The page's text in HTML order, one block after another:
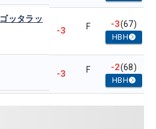
ッタラッ
-3 F -3(67)
HBH
-3 F -2(68)
HBH